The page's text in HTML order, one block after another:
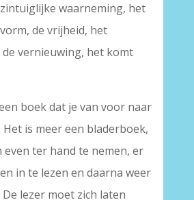
waarneming, het
de vrijheid, het
vernieuwing, het komt
boek dat je van voor naar
is meer een bladerboek,
even ter hand te nemen, er
in te lezen en daarna weer
lezer moet zich laten